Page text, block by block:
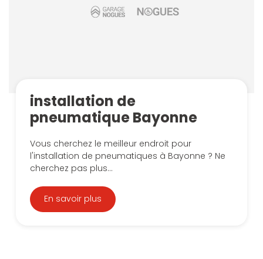
installation de
pneumatique Bayonne
Vous cherchez le meilleur endroit pour
l'installation de pneumatiques à Bayonne ? Ne
cherchez pas plus...
En savoir plus